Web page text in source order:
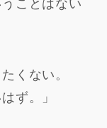
ことはない
くない。
ず。」